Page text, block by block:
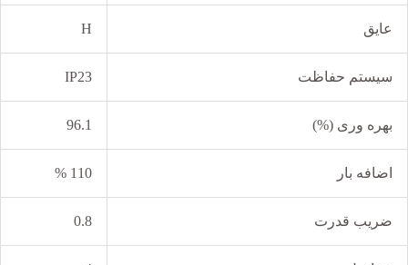
عایق H
سیستم حفاظت IP23
بهره وری (%) 96.1
اضافه بار 110 %
ضریب قدرت 0.8